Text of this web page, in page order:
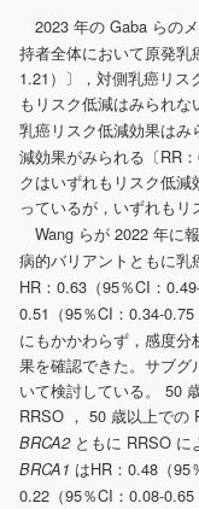
2023 年の Gaba らの
持者全体において原発乳
1.21）〕，対側乳癌リス
もリスク低減はみられ
乳癌リスク低減効果はみ
減効果がみられる〔RR
クはいずれもリスク低
っているが，いずれもリ
Wang らが 2022 年に
病的バリアントともに乳
HR：0.63（95％CI：
0.51（95％CI：0.34-0.75
にもかかわらず，感度
果を確認できた。サブ
いて検討している。 50
RRSO ， 50 歳以上での
BRCA2 ともに RRSO
BRCA1 はHR：0.48（95
0.22（95％CI：0.08-0.65